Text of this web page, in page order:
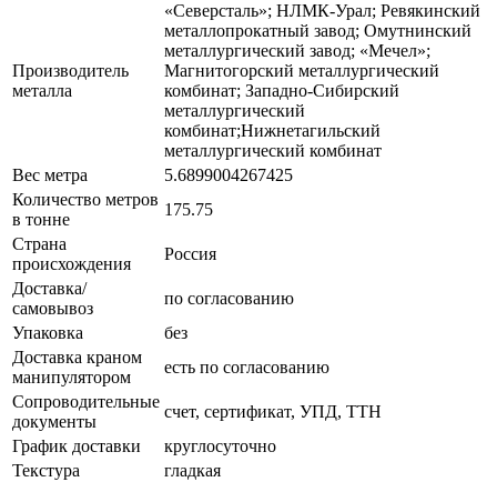
Производитель
металла
«Северсталь»; НЛМК-Урал; Ревякинский
металлопрокатный завод; Омутнинский
металлургический завод; «Мечел»;
Магнитогорский металлургический
комбинат; Западно-Сибирский
металлургический
комбинат;Нижнетагильский
металлургический комбинат
Вес метра
5.6899004267425
Количество метров
в тонне
175.75
Страна
происхождения
Россия
Доставка/
самовывоз
по согласованию
Упаковка
без
Доставка краном
манипулятором
есть по согласованию
Сопроводительные
документы
счет, сертификат, УПД, ТТН
График доставки
круглосуточно
Текстура
гладкая